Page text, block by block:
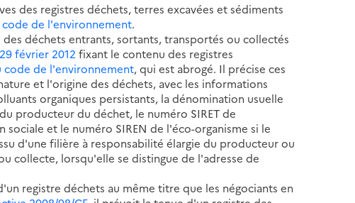
des registres déchets, terres excavées et sédiments
code de l'environnement.
déchets entrants, sortants, transportés ou collectés
février 2012 fixant le contenu des registres
code de l'environnement, qui est abrogé. Il précise ces
et l'origine des déchets, avec les informations
organiques persistants, la dénomination usuelle
producteur du déchet, le numéro SIRET de
et le numéro SIREN de l'éco-organisme si le
d'une filière à responsabilité élargie du producteur ou
collecte, lorsqu'elle se distingue de l'adresse de
registre déchets au même titre que les négociants en